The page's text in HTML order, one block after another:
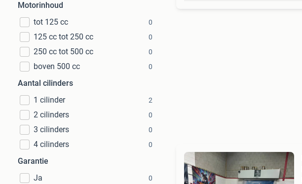
Motorinhoud
tot 125 cc
0
125 cc tot 250 cc 0
250 cc tot 500 cc 0
boven 500 cc 0
Aantal cilinders
1 cilinder
2
2 cilinders 0
3 cilinders 0
4 cilinders 0
Garantie
Ja
0